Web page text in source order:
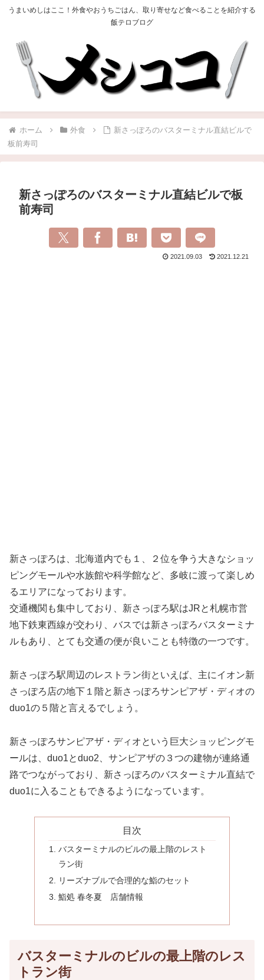
うまいめしはここ！外食やおうちごはん、取り寄せなど食べることを紹介する
飯テロブログ
ホーム 外食
新さっぽろのバスターミナル直結ビルで
板前寿司
新さっぽろのバスターミナル直結ビルで板
前寿司
2021.09.03 2021.12.21
新さっぽろは、北海道内でも１、２位を争う大きなショッ
ピングモールや水族館や科学館など、多岐に渡って楽しめ
るエリアになっております。
交通機関も集中しており、新さっぽろ駅はJRと札幌市営
地下鉄東西線が交わり、バスでは新さっぽろバスターミナ
ルもあり、とても交通の便が良いことも特徴の一つです。
新さっぽろ駅周辺のレストラン街といえば、主にイオン新
さっぽろ店の地下１階と新さっぽろサンピアザ・ディオの
duo1の５階と言えるでしょう。
新さっぽろサンピアザ・ディオという巨大ショッピングモ
ールは、duo1とduo2、サンピアザの３つの建物が連絡通
路でつながっており、新さっぽろのバスターミナル直結で
duo1に入ることもできるようになっています。
目次
バスターミナルのビルの最上階のレスト
ラン街
リーズナブルで合理的な鮨のセット
鮨処 春冬夏 店舗情報
バスターミナルのビルの最上階のレス
トラン街